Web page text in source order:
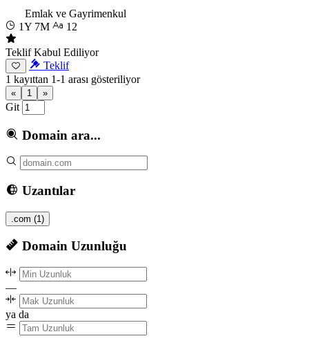
Emlak ve Gayrimenkul
1Y 7M
12
Teklif Kabul Ediliyor
Teklif
1 kayıttan 1-1 arası gösteriliyor
« 1 »
Git
Domain ara...
Uzantılar
.com (1)
Domain Uzunluğu
—
ya da